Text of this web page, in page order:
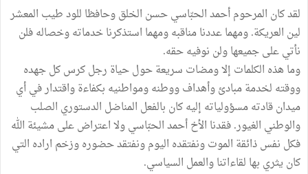
لقد كان المرحوم أحمد الحبّاسي حسن الخلق وحافظا للود طيب المعشر
لين العريكة. ومهما عددنا مناقبه ومهما استذكرنا خدماته وخصاله فلن
نأتي على جميعها ولن نوفيه حقه.
وما هذه الكلمات إلا ومضات سريعة حول حياة رجل كرس كل جهده
ووقته لخدمة مبادئ وأهداف ووطنه ومواطنيه بكفاءة واقتدار في أي
ميدان قادته مسؤولياته إليه كان بالفعل المناضل الدستوري الصلب
والوطني الغيور. فقدنا الأخ أحمد الحبّاسي ولا اعتراض على مشيئة الله
فكل نفس ذائقة الموت ونفتقده اليوم ونفتقد حضوره وزخم اراده التي
كان يثري بها لقاءاتنا والعمل السياسي.